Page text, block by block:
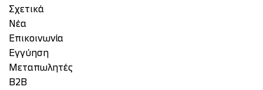
Σχετικά
Νέα
Επικοινωνία
Eγγύηση
Μεταπωλητές
Β2Β